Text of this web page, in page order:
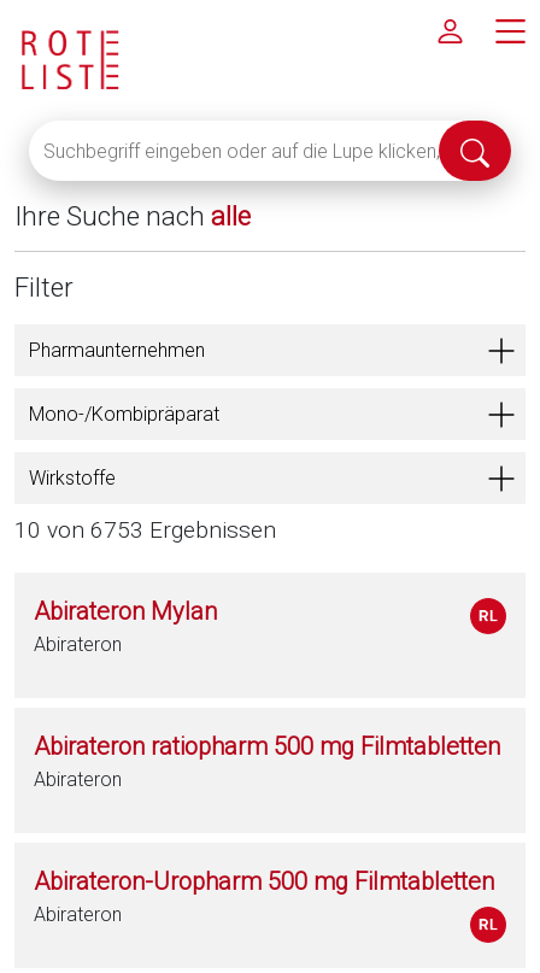
eingeben
oder
auf
die
Lupe
alle
anzuzeigen
Suche
Ihre Suche nach alle
Filter
Pharmaunternehmen
Mono-/Kombipräparat
Wirkstoffe
10 von 6753 Ergebnissen
Abirateron Mylan
Abirateron
Abirateron ratiopharm 500 mg Filmtabletten
Abirateron
Abirateron-Uropharm 500 mg Filmtabletten
Abirateron